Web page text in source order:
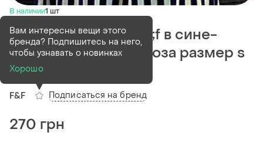
В наличии1 шт
Легкая блуза f&amp;f в сине-
белую полоску вискоза размер s
- m
F&F
Вам интересны вещи этого
бренда? Подпишитесь на него,
чтобы узнавать о новинках
Хорошо
Подписаться на бренд
270 грн